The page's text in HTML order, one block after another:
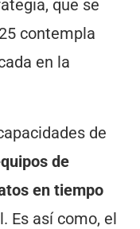
que se
contempla
en la
de
de
en tiempo
Es así como, el